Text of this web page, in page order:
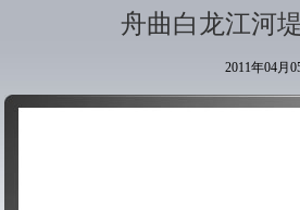
舟曲白龙江河
2011年04月